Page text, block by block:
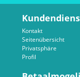
Kontakt
Seitenübersicht
Privatsphäre
Profil